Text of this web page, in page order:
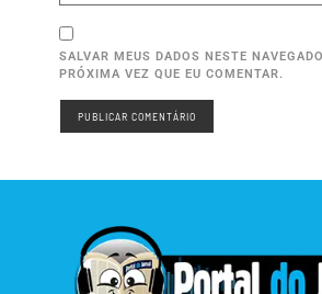
SALVAR MEUS DADOS NESTE
PRÓXIMA VEZ QUE EU COMENTAR.